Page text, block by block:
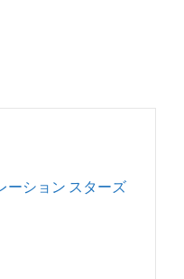
ーション スターズ